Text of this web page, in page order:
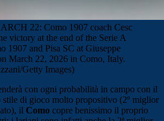
22: Como 1907 coach Cesc
victory at the end of the Serie A
1907 and Pisa SC at Giuseppe
March 22, 2026 in Como, Italy.
Getty Images)
con ogni probabilità in campo con il
stile di gioco molto propositivo (2º miglior
il Como copre benissimo il proprio